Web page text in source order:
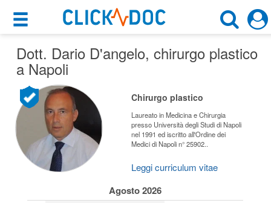
×
Motore di ricerca
×
Chirurgo Plastico
Napoli (NA)
CERCA
Cosa possiamo offrirti
Per i pazienti
Prenota una visita
Ricerca specialisti
Consulti online
Dott. Dario D'angelo, chirurgo plastico
a Napoli
Chirurgo plastico
Laureato in Medicina e Chirurgia
presso Università degli Studi di Napoli
nel 1991 ed iscritto all'Ordine dei
Medici di Napoli n° 25902..
Leggi curriculum vitae
Agosto 2026